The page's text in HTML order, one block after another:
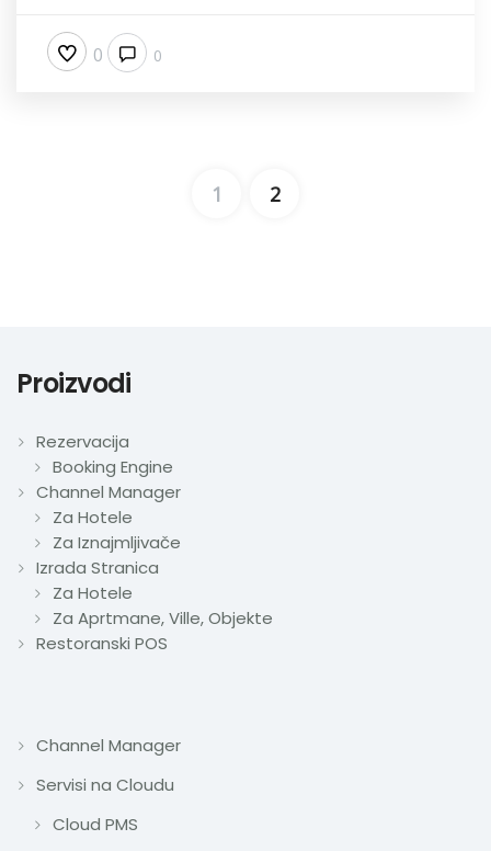
0 0
1 2
Proizvodi
Rezervacija
Booking Engine
Channel Manager
Za Hotele
Za Iznajmljivače
Izrada Stranica
Za Hotele
Za Aprtmane, Ville, Objekte
Restoranski POS
Channel Manager
Servisi na Cloudu
Cloud PMS